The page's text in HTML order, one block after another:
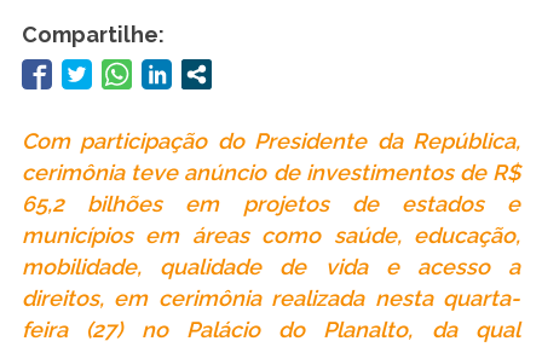
Compartilhe:
Com participação do Presidente da República,
cerimônia teve anúncio de investimentos de R$
65,2 bilhões em projetos de estados e
municípios em áreas como saúde, educação,
mobilidade, qualidade de vida e acesso a
direitos, em cerimônia realizada nesta quarta-
feira (27) no Palácio do Planalto, da qual